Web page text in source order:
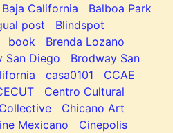
Baja California
Balboa Park
post
Blindspot
book
Brenda Lozano
San Diego
Brodway San
casa0101
CCAE
Centro Cultural
Chicano Art
Mexicano
Cinepolis